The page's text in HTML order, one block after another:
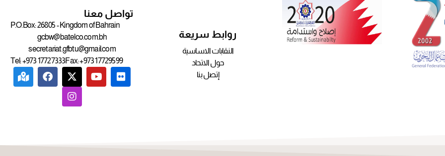
تواصل معنا
P.O.Box: 26805 - Kingdom of Bahrain
gcbw@batelco.com.bh
secretariat.gfbtu@gmail.com
Tel: +973 17727333Fax: +973 17729599
روابط سريعة
النقابات الاساسية
حول الاتحاد
إتصل بنا